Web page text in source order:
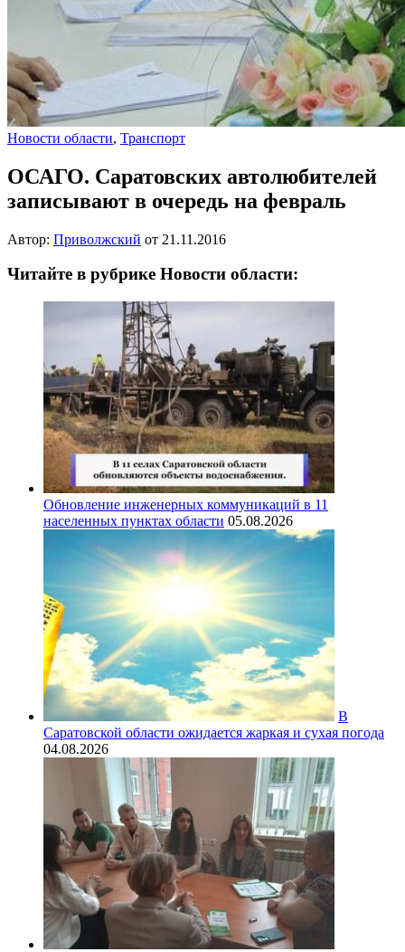
Новости области, Транспорт
ОСАГО. Саратовских автолюбителей
записывают в очередь на февраль
Автор: Приволжский от 21.11.2016
Читайте в рубрике Новости области:
Обновление инженерных коммуникаций в 11
населенных пунктах области 05.08.2026
В
Саратовской области ожидается жаркая и сухая погода
04.08.2026